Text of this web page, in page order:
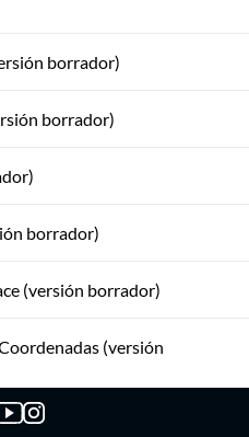
borrador)
borrador)
borrador)
(versión borrador)
(versión
para Coordenadas